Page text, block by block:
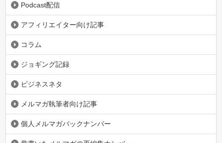
Podcast配信
アフィリエイター向け記事
コラム
ジョギング記録
ビジネスネタ
メルマガ執筆者向け記事
個人メルマガバックナンバー